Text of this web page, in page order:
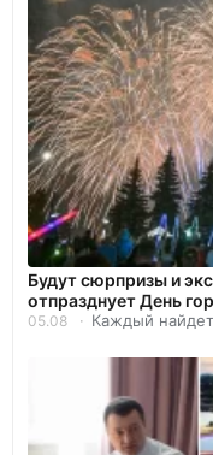
Будут сюрпризы и
отпразднует День
05.08 Каждый